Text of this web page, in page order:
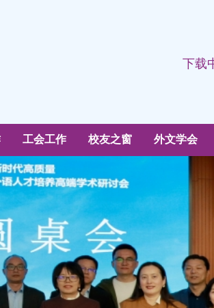
下载
工会工作 校友之窗 外文学会